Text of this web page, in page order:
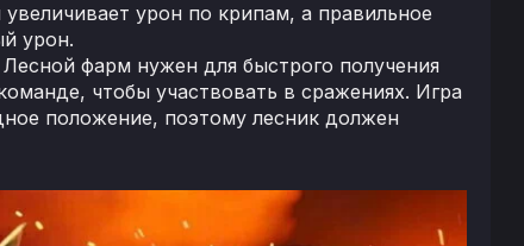
урон по крипам, а правильное
урон.
фарм нужен для быстрого получения
чтобы участвовать в сражениях. Игра
положение, поэтому лесник должен